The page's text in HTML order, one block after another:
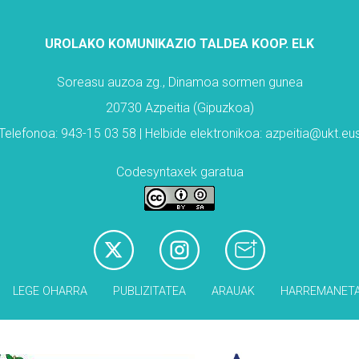
UROLAKO KOMUNIKAZIO TALDEA KOOP. ELK
Soreasu auzoa zg., Dinamoa sormen gunea
20730 Azpeitia (Gipuzkoa)
943-15 03 58 | Helbide elektronikoa:
Codesyntaxek garatua
LEGE OHARRA PUBLIZITATEA ARAUAK